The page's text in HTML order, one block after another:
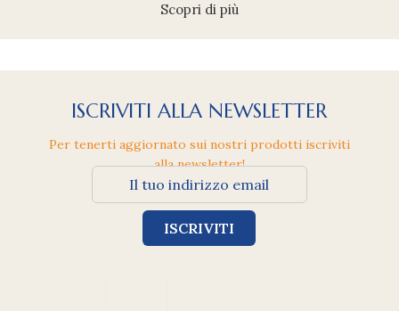
Scopri di più
ISCRIVITI ALLA NEWSLETTER
Per tenerti aggiornato sui nostri prodotti iscriviti
alla newsletter!